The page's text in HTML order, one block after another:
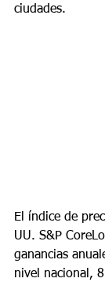
ciudades.
El índice de
UU. S&P
ganancias
nivel nacional,